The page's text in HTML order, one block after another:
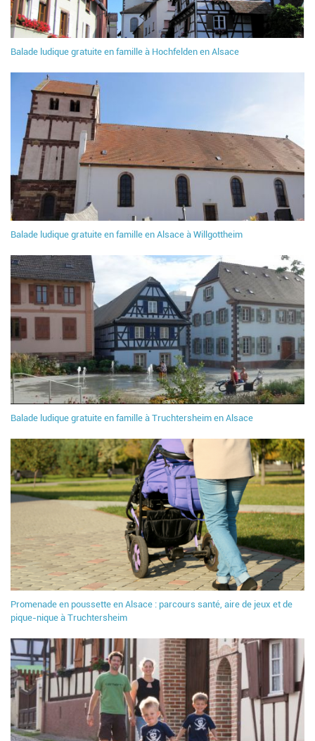
Balade ludique gratuite en famille à Hochfelden en Alsace
Balade ludique gratuite en famille en Alsace à Willgottheim
Balade ludique gratuite en famille à Truchtersheim en Alsace
Promenade en poussette en Alsace : parcours santé, aire de jeux et de
pique-nique à Truchtersheim